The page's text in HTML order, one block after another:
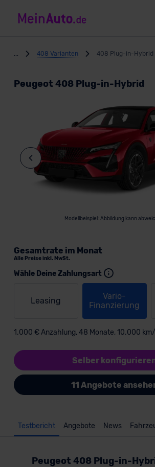
408 Varianten 408 Plug-in-Hybrid
Peugeot 408 Plug-in-Hybrid
Modellbeispiel: Abbildung kann
Wähle Deine Zahlungsart
Leasing
Vario-
Finanzierung
1.000 € Anzahlung, 48 Monate, 10.000
Gesamtrate im Monat
Alle Preise inkl. MwSt.
Selber
11 Angebote
Testbericht Angebote News
Peugeot 408 Plug-in-